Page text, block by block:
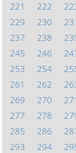
221
222
229
230
237
238
245
246
253
254
261
262
269
270
277
278
285
286
293
294